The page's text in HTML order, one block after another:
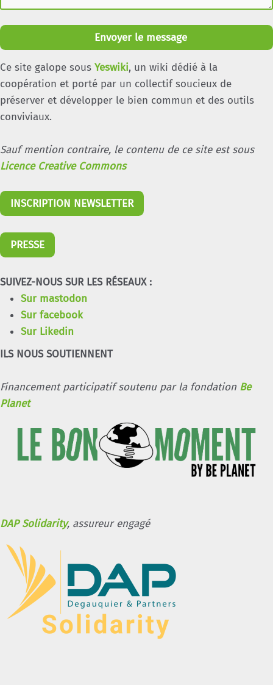
Envoyer le message
Ce site galope sous Yeswiki, un wiki dédié à la
coopération et porté par un collectif soucieux de
préserver et développer le bien commun et des outils
conviviaux.
Sauf mention contraire, le contenu de ce site est sous
Licence Creative Commons
INSCRIPTION NEWSLETTER
PRESSE
SUIVEZ-NOUS SUR LES RÉSEAUX :
Sur mastodon
Sur facebook
Sur Likedin
ILS NOUS SOUTIENNENT
Financement participatif soutenu par la fondation Be
Planet
DAP Solidarity, assureur engagé